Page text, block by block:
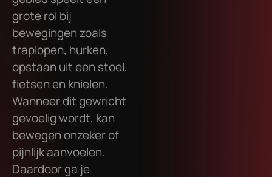
grote rol bij
bewegingen zoals
traplopen, hurken,
opstaan uit een stoel,
fietsen en knielen.
Wanneer dit gewricht
gevoelig wordt, kan
bewegen onzeker of
pijnlijk aanvoelen.
Daardoor ga je